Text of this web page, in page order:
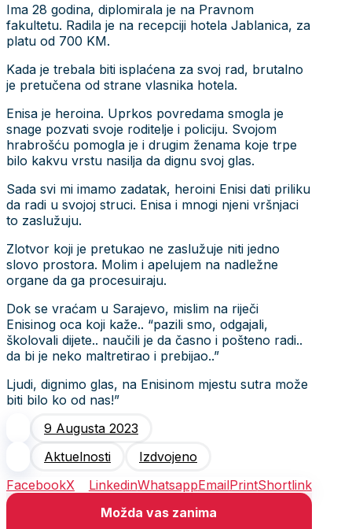
Ima 28 godina, diplomirala je na Pravnom
fakultetu. Radila je na recepciji hotela Jablanica, za
platu od 700 KM.
Kada je trebala biti isplaćena za svoj rad, brutalno
je pretučena od strane vlasnika hotela.
Enisa je heroina. Uprkos povredama smogla je
snage pozvati svoje roditelje i policiju. Svojom
hrabrošću pomogla je i drugim ženama koje trpe
bilo kakvu vrstu nasilja da dignu svoj glas.
Sada svi mi imamo zadatak, heroini Enisi dati priliku
da radi u svojoj struci. Enisa i mnogi njeni vršnjaci
to zaslužuju.
Zlotvor koji je pretukao ne zaslužuje niti jedno
slovo prostora. Molim i apelujem na nadležne
organe da ga procesuiraju.
Dok se vraćam u Sarajevo, mislim na riječi
Enisinog oca koji kaže.. “pazili smo, odgajali,
školovali dijete.. naučili je da časno i pošteno radi..
da bi je neko maltretirao i prebijao..”
Ljudi, dignimo glas, na Enisinom mjestu sutra može
biti bilo ko od nas!”
9 Augusta 2023
Aktuelnosti
Izdvojeno
FacebookX LinkedinWhatsappEmailPrintShortlink
Možda vas zanima